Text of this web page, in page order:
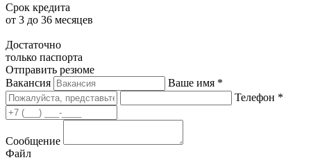
Срок кредита
от 3 до 36 месяцев
Достаточно
только паспорта
Отправить резюме
Вакансия
Ваше имя *
Телефон *
Сообщение
Файл